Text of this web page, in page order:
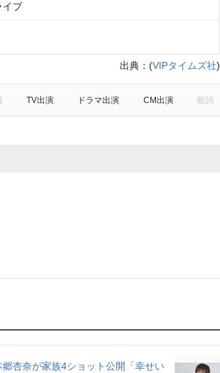
ブ
出典： (VIPタイムズ社)
TV出演 ドラマ出演 CM出演 歌詞
杏奈が家族4ショット公開「幸せい